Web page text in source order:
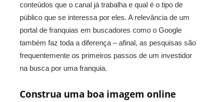
conteúdos que o canal já trabalha e qual é o tipo de
público que se interessa por eles. A relevância de um
portal de franquias em buscadores como o Google
também faz toda a diferença – afinal, as pesquisas são
frequentemente os primeiros passos de um investidor
na busca por uma franquia.
Construa uma boa imagem online